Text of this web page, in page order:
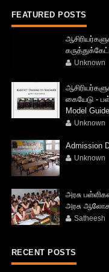
FEATURED POSTS
Unknown
கையேடு -
Model Guide
Unknown
Admission
Unknown
அரசு
அரசு
Satheesh
RECENT POSTS